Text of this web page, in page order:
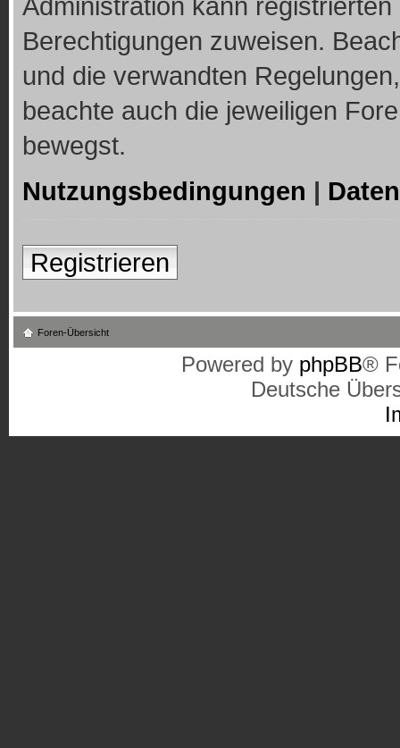
Administration kann
Berechtigungen zuweisen.
und die verwandten
beachte auch die jeweiligen
bewegst.
Nutzungsbedingungen |
Registrieren
Foren-Übersicht
Powered by phpBB®
Deutsche